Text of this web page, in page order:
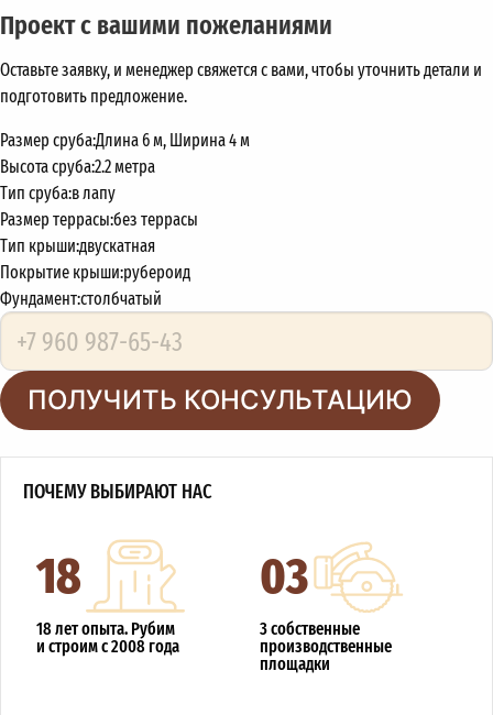
Проект с вашими пожеланиями
Оставьте заявку, и менеджер свяжется с вами, чтобы уточнить детали и
подготовить предложение.
Размер сруба:Длина 6 м, Ширина 4 м
Высота сруба:2.2 метра
Тип сруба:в лапу
Размер террасы:без террасы
Тип крыши:двускатная
Покрытие крыши:рубероид
Фундамент:столбчатый
ПОЛУЧИТЬ КОНСУЛЬТАЦИЮ
ПОЧЕМУ ВЫБИРАЮТ НАС
18
18 лет опыта. Рубим
и строим с 2008 года
03
3 собственные
производственные
площадки